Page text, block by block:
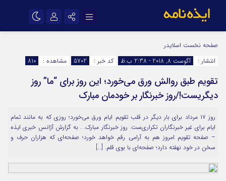
اینستاگرام
سروش
ایتا
آپارات
اپلیکیشن رمز عبور
مرا به خاطر بسپار
صفحه نخست اسلایدر
انتشار :
آگوست 8, 2018 - 2:38 ب.ظ کد خبر : 5702 مشاهده : 810
تقویم طبق روالش ورق می‌خورد؛ این روز برای “ما” روز
دیگریست!/روز خبرنگار بر خودمان مبارک
روز ۱۷ مرداد برای بار دیگر در قلب تقویم ایام ورق می‌خورد؛ روزی که به مانند تمام
ایام برای غیر خبرنگاران تکراری‌ست. روز خبرنگار مبارک. . به گزارش آژانس خبری ایذه
– صفحه تقویم امروز هم به آرامی رقم خواهد خورد؛ صفحه‌ای که هزاران حرف و
سخن در خود نهفته دارد؛ صفحه‌ای با بوی قلم. […]